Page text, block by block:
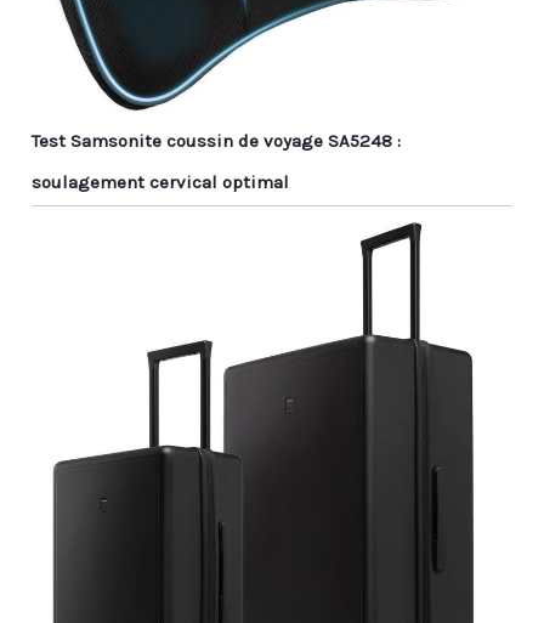
Test Samsonite coussin de voyage SA5248 :
soulagement cervical optimal